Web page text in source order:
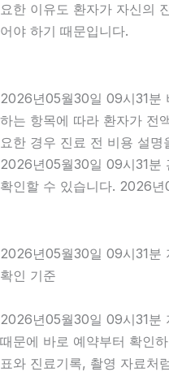
요한 이유도 환자가 자신의
어야 하기 때문입니다.
2026년05월30일 09시31분
하는 항목에 따라 환자가 전
요한 경우 진료 전 비용 설
2026년05월30일 09시31분
확인할 수 있습니다. 2026
2026년05월30일 09시31분
확인 기준
2026년05월30일 09시31분
때문에 바로 예약부터 확인
표와 진료기록, 촬영 자료처